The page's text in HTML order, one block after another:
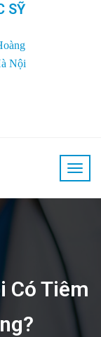
SỸ
Nội
Có Tiêm